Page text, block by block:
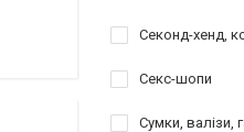
Секонд-хенд,
Секс-шопи
Сумки, валізи,